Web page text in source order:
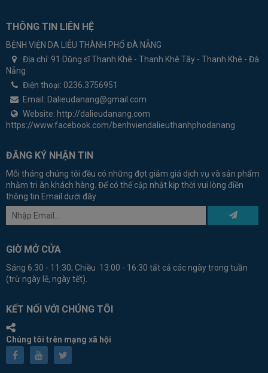
THÔNG TIN LIÊN HỆ
BỆNH VIỆN DA LIỄU THÀNH PHỐ ĐÀ NẴNG
Địa chỉ: 91 Dũng sĩ Thanh Khê - Thanh Khê Tây - Thanh Khê - Đà
Nẵng
Điện thoại: 0236.3756951
Email: Dalieudanang@gmail.com
Website: http://dalieudanang.com
https://www.facebook.com/benhviendalieuthanhphodanang
ĐĂNG KÝ NHẬN TIN
Mỗi tháng chúng tôi đều có những đợt giảm giá dịch vụ và sản phẩm
nhằm tri ân khách hàng. Để có thể cập nhật kịp thời vui lòng điền
thông tin Email dưới đây
GIỜ MỞ CỬA
Sáng 6:30 - 11:30; Chiều 13:00 - 16:30 tất cả các ngày trong tuần
(trừ ngày lễ, ngày tết).
KẾT NỐI VỚI CHÚNG TÔI
Chúng tôi trên mạng xã hội